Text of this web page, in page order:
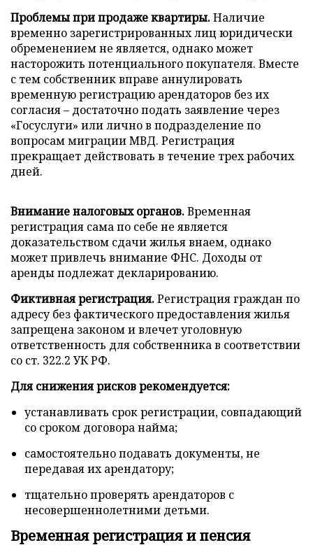
Проблемы при продаже квартиры.Наличие
временно зарегистрированных лиц юридически
обременением не является, однако может
насторожить потенциального покупателя. Вместе
с тем собственник вправе аннулировать
временную регистрацию арендаторов без их
согласия – достаточно подать заявление через
«Госуслуги» или лично в подразделение по
вопросам миграции МВД. Регистрация
прекращает действовать в течение трех рабочих
дней.
Внимание налоговых органов.Временная
регистрация сама по себе не является
доказательством сдачи жилья внаем, однако
может привлечь внимание ФНС. Доходы от
аренды подлежат декларированию.
Фиктивная регистрация.Регистрация граждан по
адресу без фактического предоставления жилья
запрещена законом и влечет уголовную
ответственность для собственника в соответствии
со ст. 322.2 УК РФ.
Для снижения рисков рекомендуется:
устанавливать срок регистрации, совпадающий
со сроком договора найма;
самостоятельно подавать документы, не
передавая их арендатору;
тщательно проверять арендаторов с
несовершеннолетними детьми.
Временная регистрация и пенсия